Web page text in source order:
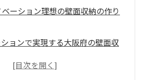
ーション理想の壁面収納の作り
ョンで実現する大阪府の壁面収
住まいに最適な壁面収納の選び方